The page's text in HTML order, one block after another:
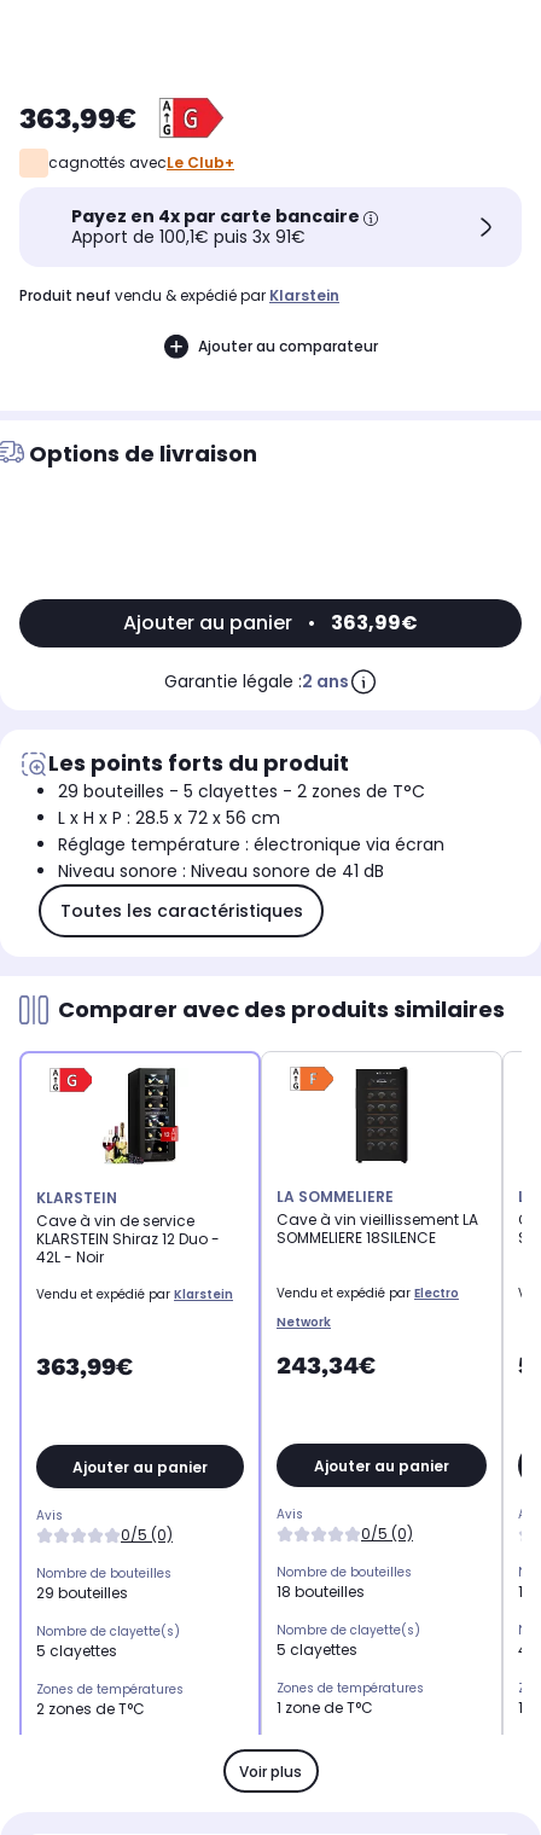
363,99€
cagnottés avecLe Club+
Payez en 4x par carte bancaire
Apport de 100,1€ puis 3x 91€
produit neuf vendu & expédié par Klarstein
Ajouter au comparateur
Options de livraison
Ajouter au panier • 363,99€
Garantie légale :2 ans
Les points forts du produit
29 bouteilles - 5 clayettes - 2 zones de T°C
L x H x P : 28.5 x 72 x 56 cm
Réglage température : électronique via écran
Niveau sonore : Niveau sonore de 41 dB
Toutes les caractéristiques
Comparer avec des produits similaires
KLARSTEIN
Cave à vin de service
KLARSTEIN Shiraz 12 Duo -
42L - Noir
Vendu et expédié par Klarstein
363,99€
Ajouter au panier
Avis
0/5 (0)
Nombre de bouteilles
29 bouteilles
Nombre de clayette(s)
5 clayettes
Zones de températures
2 zones de T°C
LA SOMMELIERE
Cave à vin vieillissement LA
SOMMELIERE 18SILENCE
Vendu et expédié par Electro
Network
243,34€
Ajouter au panier
Avis
0/5 (0)
Nombre de bouteilles
18 bouteilles
Nombre de clayette(s)
5 clayettes
Zones de températures
1 zone de T°C
L x H x P
-
LA
4
1
Voir plus